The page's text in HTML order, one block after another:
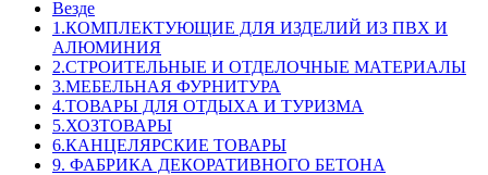
Везде
1.КОМПЛЕКТУЮЩИЕ ДЛЯ ИЗДЕЛИЙ ИЗ ПВХ И
АЛЮМИНИЯ
2.СТРОИТЕЛЬНЫЕ И ОТДЕЛОЧНЫЕ МАТЕРИАЛЫ
3.МЕБЕЛЬНАЯ ФУРНИТУРА
4.ТОВАРЫ ДЛЯ ОТДЫХА И ТУРИЗМА
5.ХОЗТОВАРЫ
6.КАНЦЕЛЯРСКИЕ ТОВАРЫ
9. ФАБРИКА ДЕКОРАТИВНОГО БЕТОНА